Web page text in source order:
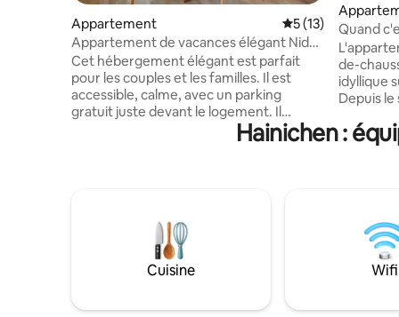
Appartement Évaluation
5 (13)
Appartement de vacances élégant Nid
d'oiseau
Cet hébergement élégant est parfait
pour les couples et les familles. Il est
accessible, calme, avec un parking
gratuit juste devant le logement. Il
dispose également du chauffage au sol,
d'un lit à ressorts, d'une cheminée, d'une
idéale pour la randonnée et le vélo. En
voiture, on peut rejoindre la capitale
culturelle de Chemnitz, les châteaux
d'Augustusburg et de Lichtenwalde en
Quand
de-
idyllique
Depuis le
les
Seußlitz.
vélos et
Hainichen :
Cuisine Wifi